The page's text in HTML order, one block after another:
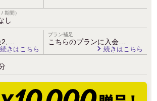
期間）
し
続きはこちら
プラン補足
こちらのプランに入会…
続きはこちら